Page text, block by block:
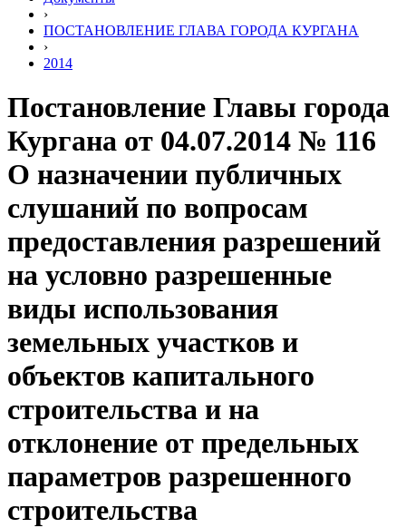
›
ПОСТАНОВЛЕНИЕ ГЛАВА ГОРОДА КУРГАНА
›
2014
Постановление Главы города
Кургана от 04.07.2014 № 116
О назначении публичных
слушаний по вопросам
предоставления разрешений
на условно разрешенные
виды использования
земельных участков и
объектов капитального
строительства и на
отклонение от предельных
параметров разрешенного
строительства